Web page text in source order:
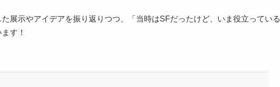
展示やアイデアを振り返りつつ、「当時はSFだったけど、いま役立っている
す！